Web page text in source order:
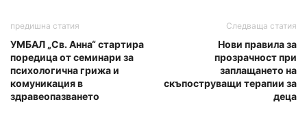
предишна статия
УМБАЛ „Св. Анна“ стартира
поредица от семинари за
психологична грижа и
комуникация в
здравеопазването
Следваща статия
Нови правила за
прозрачност при
заплащането на
скъпоструващи терапии за
деца